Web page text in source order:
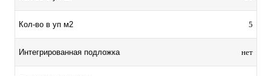
Кол-во в уп м2 5
Интегрированная подложка нет